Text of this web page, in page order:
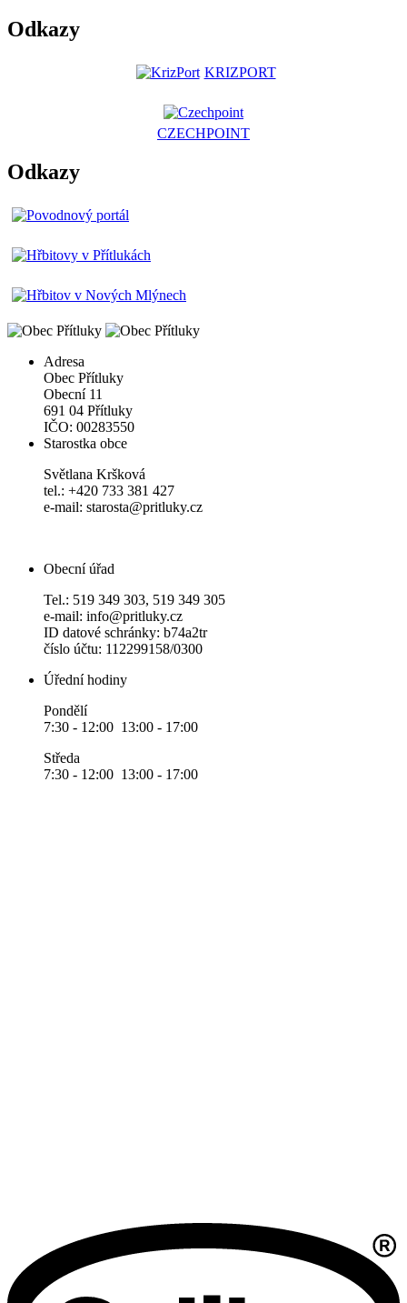
Odkazy
KRIZPORT
CZECHPOINT
Odkazy
Adresa
Obec Přítluky
Obecní 11
691 04 Přítluky
IČO: 00283550
Starostka obce
Světlana Kršková
tel.: +420 733 381 427
e-mail: starosta@pritluky.cz
Obecní úřad
Tel.: 519 349 303, 519 349 305
e-mail: info@pritluky.cz
ID datové schránky: b74a2tr
číslo účtu: 112299158/0300
Úřední hodiny
Pondělí
7:30 - 12:00 13:00 - 17:00
Středa
7:30 - 12:00 13:00 - 17:00